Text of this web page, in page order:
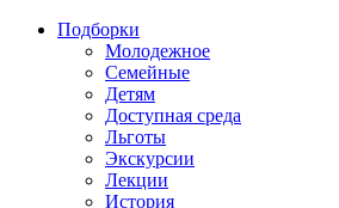
Подборки
Молодежное
Семейные
Детям
Доступная среда
Льготы
Экскурсии
Лекции
История